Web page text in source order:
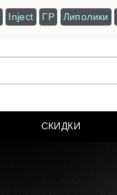
Inject ГР Липолики
СКИДКИ